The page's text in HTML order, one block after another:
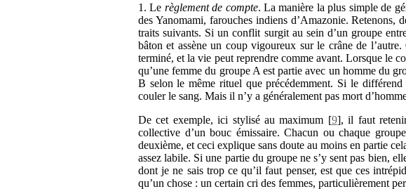
1. Le règlement de compte. La manière la plus simple de
des Yanomami, farouches indiens d’Amazonie. Retenons,
traits suivants. Si un conflit surgit au sein d’un groupe
bâton et assène un coup vigoureux sur le crâne de
terminé, et la vie peut reprendre comme avant. Lorsque le
qu’une femme du groupe A est partie avec un homme du
B selon le même rituel que précédemment. Si le
couler le sang. Mais il n’y a généralement pas mort
De cet exemple, ici stylisé au maximum [9], il faut
collective d’un bouc émissaire. Chacun ou chaque
deuxième, et ceci explique sans doute au moins en partie
assez labile. Si une partie du groupe ne s’y sent pas bien,
dont je ne sais trop ce qu’il faut penser, est que ces
qu’un chose : un certain cri des femmes, particulièrement